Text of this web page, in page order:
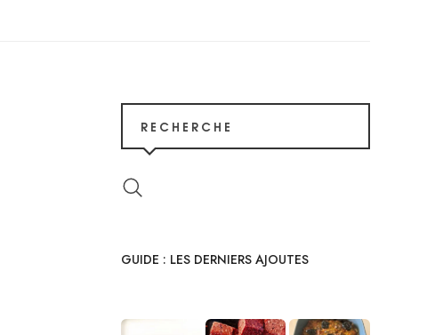
RECHERCHE
GUIDE : LES DERNIERS AJOUTES